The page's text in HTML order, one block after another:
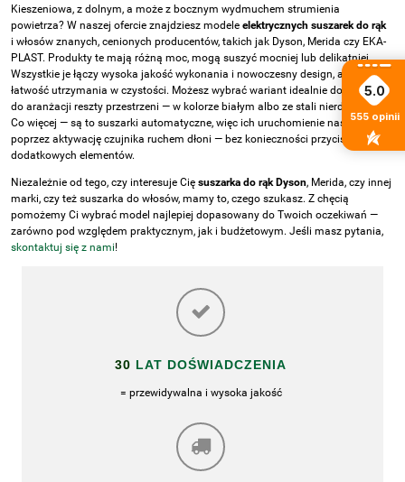
Kieszeniowa, z dolnym, a może z bocznym wydmuchem strumienia
powietrza? W naszej ofercie znajdziesz modele elektrycznych suszarek do rąk
i włosów znanych, cenionych producentów, takich jak Dyson, Merida czy EKA-
PLAST. Produkty te mają różną moc, mogą suszyć mocniej lub delikatniej.
Wszystkie je łączy wysoka jakość wykonania i nowoczesny design, a także
łatwość utrzymania w czystości. Możesz wybrać wariant idealnie dopasowany
do aranżacji reszty przestrzeni — w kolorze białym albo ze stali nierdzewnej.
Co więcej — są to suszarki automatyczne, więc ich uruchomienie następuje
poprzez aktywację czujnika ruchem dłoni — bez konieczności przyciskania
dodatkowych elementów.
Niezależnie od tego, czy interesuje Cię suszarka do rąk Dyson, Merida, czy innej
marki, czy też suszarka do włosów, mamy to, czego szukasz. Z chęcią
pomożemy Ci wybrać model najlepiej dopasowany do Twoich oczekiwań —
zarówno pod względem praktycznym, jak i budżetowym. Jeśli masz pytania,
skontaktuj się z nami!
30 LAT DOŚWIADCZENIA
= przewidywalna i wysoka jakość
5.0
555 opinii